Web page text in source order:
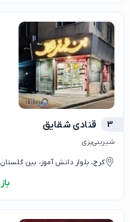
3 قنادی شقایق
شیرینی‌پزی
کرج، بلوار دانش آموز، بین گلستان 2 و زینعلی
باز